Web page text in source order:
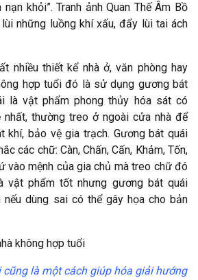
khỏi”. Tranh ảnh Quan Thế Âm Bồ
những luồng khí xấu, đẩy lùi tai ách
nhiều thiết kể nhà ở, văn phòng hay
hợp tuổi đó là sử dụng gương bát
là vật phẩm phong thủy hóa sát có
nhất, thường treo ở ngoài cửa nhà để
khí, bảo vệ gia trạch. Gương bát quái
các chữ: Càn, Chấn, Cấn, Khảm, Tốn,
vào mệnh của gia chủ mà treo chữ đó
vật phẩm tốt nhưng gương bát quái
nếu dùng sai có thể gây họa cho bản
cũng là một cách giúp hóa giải hướng